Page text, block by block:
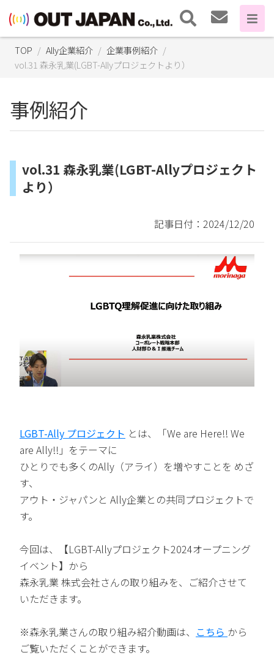
TOP Ally企業紹介
企業事例紹介
vol.31 森永乳業(LGBT-Allyプロジェクトより）
事例紹介
vol.31 森永乳業(LGBT-Allyプロジェクト
より）
記事日付：2024/12/20
LGBT-Ally プロジェクト とは、「We are Here!! We
are Ally!!」をテーマに
ひとりでも多くのAlly（アライ）を増やすことを めざ
す、
アウト・ジャパンと Ally企業との共同プロジェクトで
す。
今回は、【LGBT-Allyプロジェクト2024オープニング
イベント】から
森永乳業 株式会社さんの取り組みを、ご紹介させて
いただきます。
※森永乳業さんの取り組み紹介動画は、 こちら から
ご覧いただくことができます。